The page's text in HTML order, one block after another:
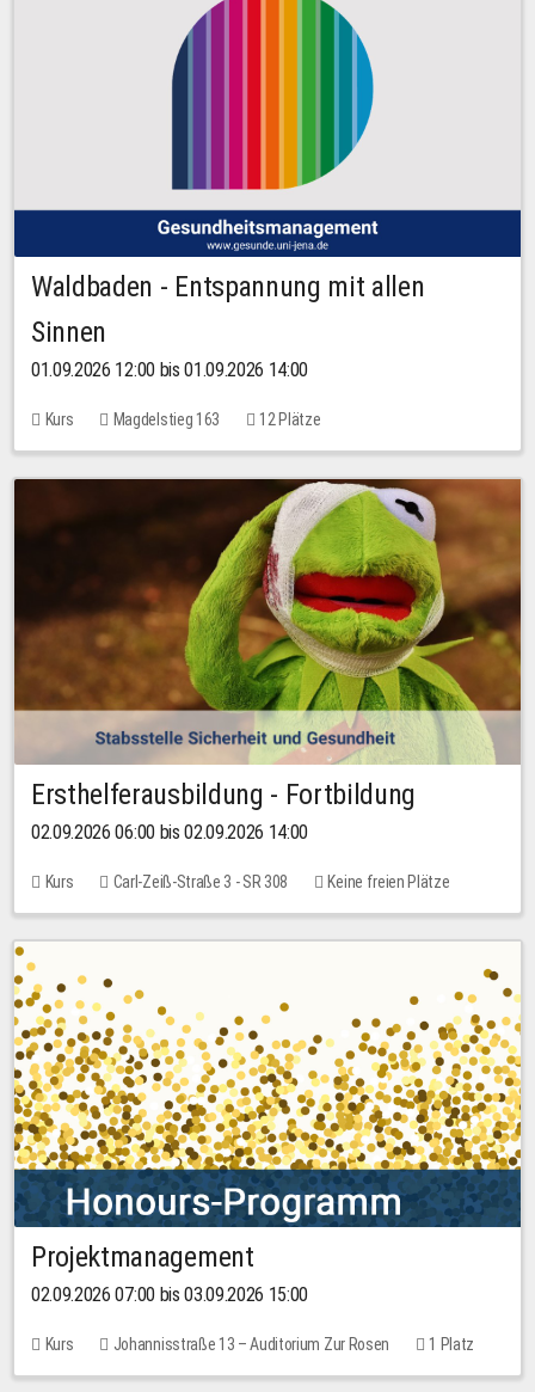
Waldbaden - Entspannung mit allen
Sinnen
01.09.2026 12:00 bis 01.09.2026 14:00
Kurs Magdelstieg 163 12 Plätze
Ersthelferausbildung - Fortbildung
02.09.2026 06:00 bis 02.09.2026 14:00
Kurs Carl-Zeiß-Straße 3 - SR 308 Keine freien Plätze
Projektmanagement
02.09.2026 07:00 bis 03.09.2026 15:00
Kurs Johannisstraße 13 – Auditorium Zur Rosen 1 Platz